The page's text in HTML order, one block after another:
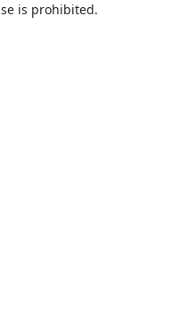
is prohibited.